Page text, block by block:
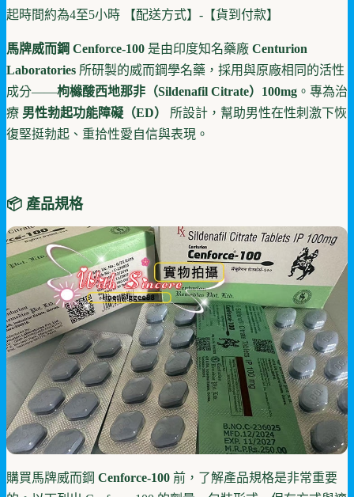
起時間約為4至5小時 【配送方式】-【貨到付款】
馬牌威而鋼 Cenforce-100 是由印度知名藥廠 Centurion
Laboratories 所研製的威而鋼學名藥，採用與原廠相同的活性
成分——枸櫞酸西地那非（Sildenafil Citrate）100mg 。專為治
療 男性勃起功能障礙（ED）
所設計，幫助男性在性刺激下恢
復堅挺勃起、重拾性愛自信與表現。
📦 產品規格
購買馬牌威而鋼 Cenforce-100 前，了解產品規格是非常重要